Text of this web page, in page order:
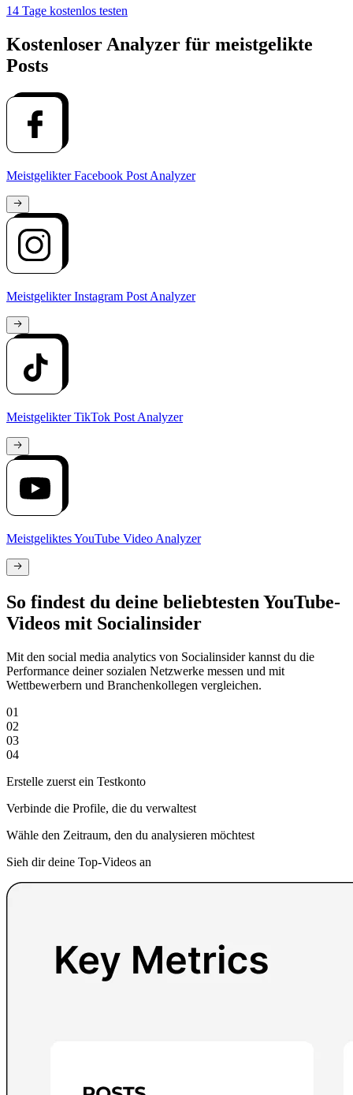
14 Tage kostenlos testen
Kostenloser Analyzer für meistgelikte
Posts
Meistgelikter Facebook Post Analyzer
Meistgelikter Instagram Post Analyzer
Meistgelikter TikTok Post Analyzer
Meistgeliktes YouTube Video Analyzer
So findest du deine beliebtesten YouTube-
Videos mit Socialinsider
Mit den social media analytics von Socialinsider kannst du die
Performance deiner sozialen Netzwerke messen und mit
Wettbewerbern und Branchenkollegen vergleichen.
01
02
03
04
Erstelle zuerst ein Testkonto
Verbinde die Profile, die du verwaltest
Wähle den Zeitraum, den du analysieren möchtest
Sieh dir deine Top-Videos an